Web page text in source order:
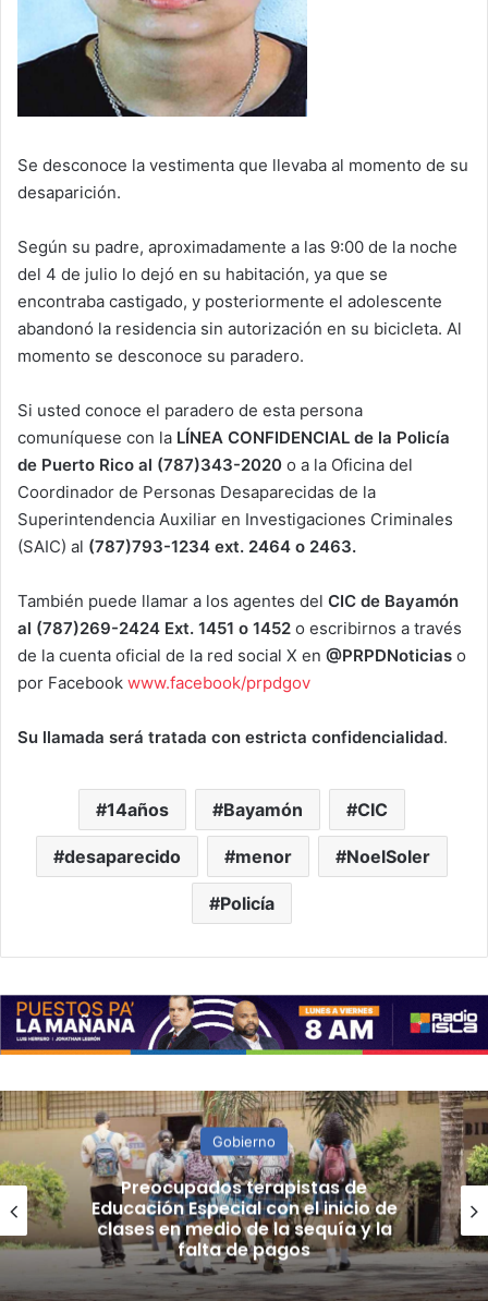
Se desconoce la vestimenta que llevaba al momento de su
desaparición.
Según su padre, aproximadamente a las 9:00 de la noche
del 4 de julio lo dejó en su habitación, ya que se
encontraba castigado, y posteriormente el adolescente
abandonó la residencia sin autorización en su bicicleta. Al
momento se desconoce su paradero.
Si usted conoce el paradero de esta persona
comuníquese con la LÍNEA CONFIDENCIAL de la Policía
de Puerto Rico al (787)343-2020 o a la Oficina del
Coordinador de Personas Desaparecidas de la
Superintendencia Auxiliar en Investigaciones Criminales
(SAIC) al (787)793-1234 ext. 2464 o 2463.
También puede llamar a los agentes del CIC de Bayamón
al (787)269-2424 Ext. 1451 o 1452 o escribirnos a través
de la cuenta oficial de la red social X en @PRPDNoticias o
por Facebook www.facebook/prpdgov
Su llamada será tratada con estricta confidencialidad.
14años Bayamón CIC
desaparecido menor NoelSoler
Policía
Gobierno
Preocupados terapistas de
Educación Especial con el inicio de
clases en medio de la sequía y la
falta de pagos